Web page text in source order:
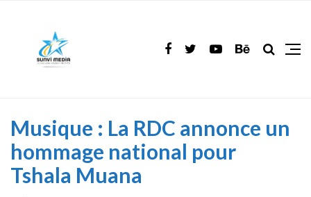
Musique : La RDC annonce un
hommage national pour
Tshala Muana